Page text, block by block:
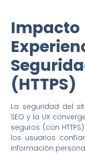
(HTTPS)
La seguridad del
SEO y la UX
seguros (con
los usuarios
información